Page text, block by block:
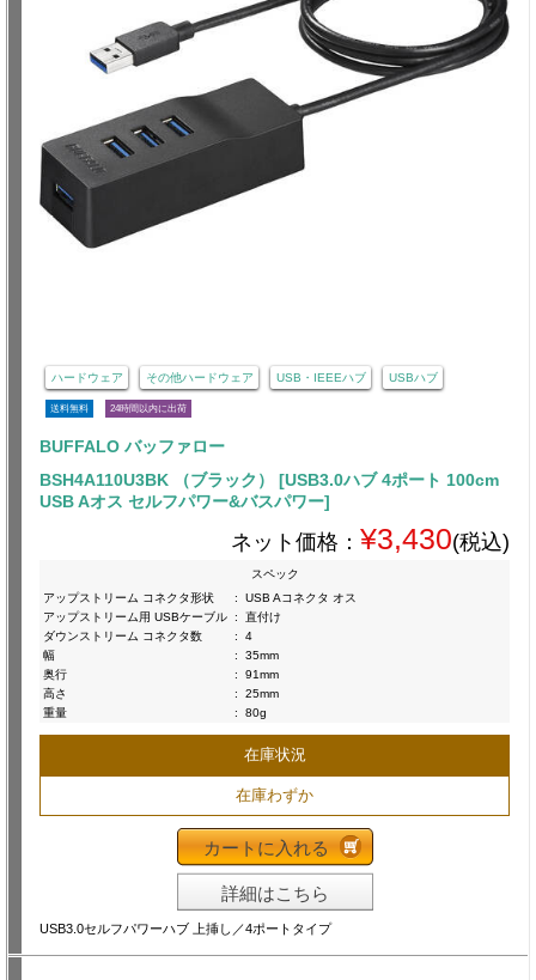
ハードウェア その他ハードウェア USB・IEEEハブ USBハブ
送料無料 24時間以内に出荷
BUFFALO バッファロー
BSH4A110U3BK （ブラック） [USB3.0ハブ 4ポート 100cm
USB Aオス セルフパワー&バスパワー]
ネット価格： ¥3,430(税込)
スペック
アップストリーム コネクタ形状
:
USB Aコネクタ オス
アップストリーム用 USBケーブル :
直付け
ダウンストリーム コネクタ数
:
4
幅
:
35mm
奥行
:
91mm
高さ
:
25mm
重量
: 80g
在庫状況
在庫わずか
カートに入れる
詳細はこちら
USB3.0セルフパワーハブ 上挿し／4ポートタイプ